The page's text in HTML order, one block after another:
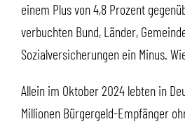
einem Plus von 4,8 Prozent
verbuchten Bund, Länder,
Sozialversicherungen ein Minus.
Allein im Oktober 2024 lebten in
Millionen Bürgergeld-Empfänger